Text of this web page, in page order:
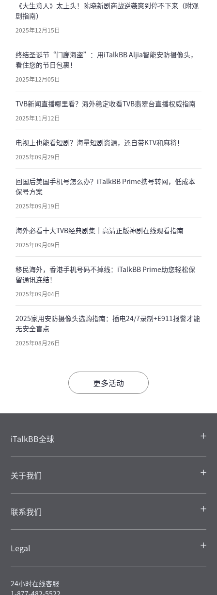
《大生意人》太上头！陈晓新剧商战逆袭爽到停不下来（附观
剧指南）
2025年12月15日
终结圣诞节“门廊海盗”：用iTalkBB Aljia智能安防摄像头，
看住您的节日包裹！
2025年12月05日
TVB新闻直播哪里看？海外稳定收看TVB翡翠台直播权威指南
2025年11月12日
电视上也能看短剧？海量短剧资源，还自带KTV和麻将！
2025年09月29日
回国后美国手机号怎么办？iTalkBB Prime携号转网，低成本
保号方案
2025年09月19日
海外必看十大TVB经典剧集｜高清正版神剧在线观看指南
2025年09月09日
移民海外，香港手机号码不掉线：iTalkBB Prime助您轻松保
留通讯连结！
2025年09月04日
2025家用安防摄像头选购指南：插电24/7录制+E911报警才能
无安全盲点
2025年08月26日
更多活动
iTalkBB全球
关于我们
联系我们
Legal
24小时在线客服